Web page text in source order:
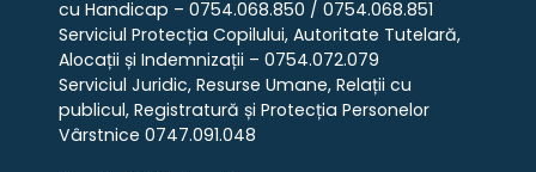
cu Handicap – 0754.068.850 / 0754.068.851
Serviciul Protecția Copilului, Autoritate Tutelară,
Alocații și Indemnizații – 0754.072.079
Serviciul Juridic, Resurse Umane, Relații cu
publicul, Registratură și Protecția Personelor
Vârstnice 0747.091.048